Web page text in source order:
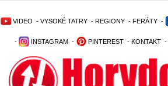
VIDEO - VYSOKÉ TATRY - REGIONY - FERÁTY -
- INSTAGRAM - PINTEREST - KONTAKT -